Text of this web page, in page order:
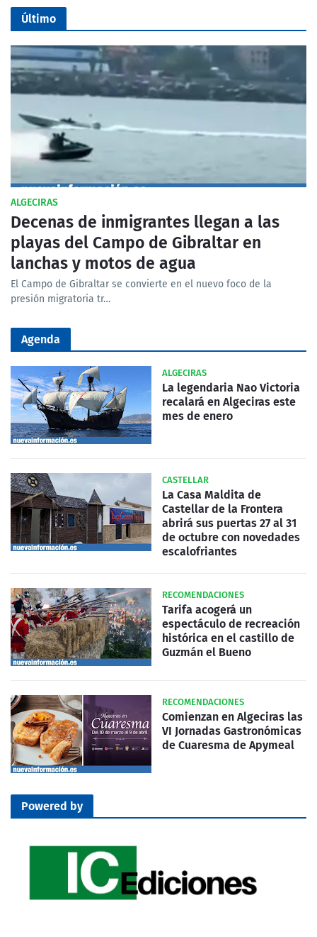
Último
ALGECIRAS
Decenas de inmigrantes llegan a las
playas del Campo de Gibraltar en
lanchas y motos de agua
El Campo de Gibraltar se convierte en el nuevo foco de la
presión migratoria tr…
Agenda
ALGECIRAS
La legendaria Nao Victoria
recalará en Algeciras este
mes de enero
CASTELLAR
La Casa Maldita de
Castellar de la Frontera
abrirá sus puertas 27 al 31
de octubre con novedades
escalofriantes
RECOMENDACIONES
Tarifa acogerá un
espectáculo de recreación
histórica en el castillo de
Guzmán el Bueno
RECOMENDACIONES
Comienzan en Algeciras las
VI Jornadas Gastronómicas
de Cuaresma de Apymeal
Powered by